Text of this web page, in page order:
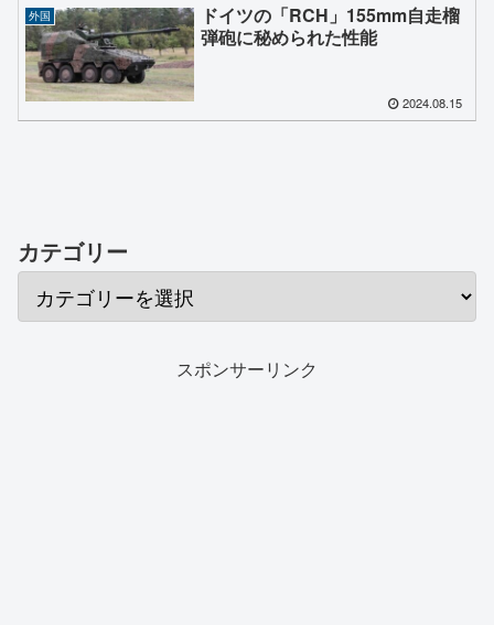
外国
ドイツの「RCH」155mm自走榴
弾砲に秘められた性能
2024.08.15
カテゴリー
スポンサーリンク